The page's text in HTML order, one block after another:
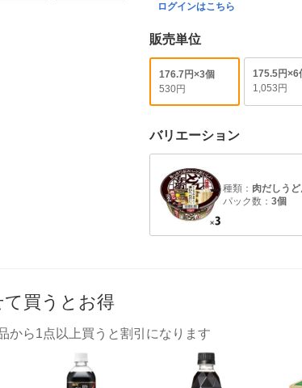
ログインはこちら
販売単位
176.7円×3個
530円
175.5円×6
1,053円
バリエーション
種類： 肉だしう
パック数： 3個
買うとお得
から1点以上買うと割引になります